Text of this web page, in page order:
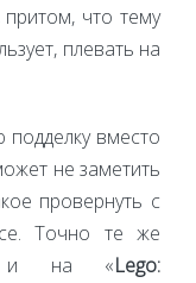
что тему
плевать на
подделку вместо
не заметить
провернуть с
Точно те же
и на «Lego: